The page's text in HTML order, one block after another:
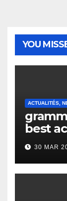
YOU
ACTUALITÉS,
best
to it’s
Heap
30 MAR